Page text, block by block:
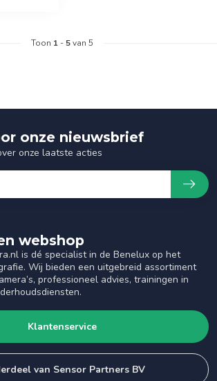
Toon 1 -5van 5
webshop
is dé specialist in de Benelux op het
Wij bieden een uitgebreid assortiment
professioneel advies, trainingen in
Klantenservice
van Sensor Partners BV
onze nieuwsbrief
onze laatste acties